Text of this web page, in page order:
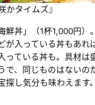
かタイムズ』
鮮丼」（1杯1,000円）
が入っている丼もあれ
っている丼も。具材は
で、同じものはないの
探し気分も味わえます。